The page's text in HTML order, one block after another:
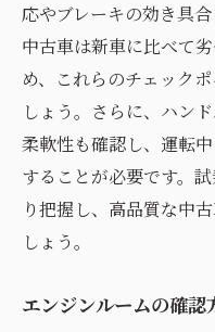
応やブレーキの効き具
中古車は新車に比べて
め、これらのチェック
しょう。さらに、ハン
柔軟性も確認し、運転
することが必要です。
り把握し、高品質な中
しょう。
エンジンルームの確認